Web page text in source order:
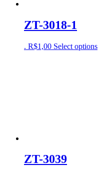
ZT-3018-1
. R$1,00 Select options
ZT-3039